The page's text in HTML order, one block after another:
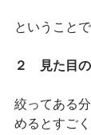
ということ
２　見た目
絞ってある
めるとすご